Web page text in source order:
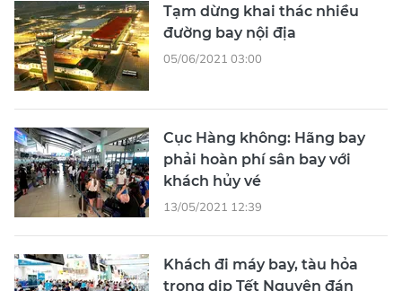
Tạm dừng khai thác nhiều
đường bay nội địa
05/06/2021 03:00
Cục Hàng không: Hãng bay
phải hoàn phí sân bay với
khách hủy vé
13/05/2021 12:39
Khách đi máy bay, tàu hỏa
trong dịp Tết Nguyên đán